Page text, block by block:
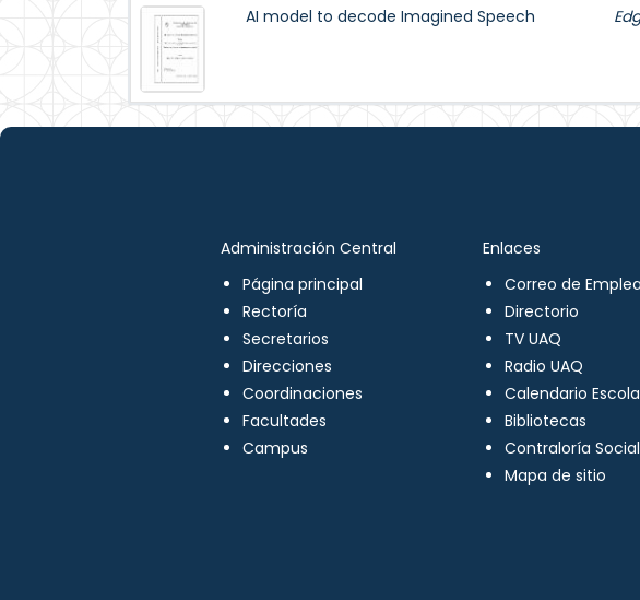
AI model to decode Imagined Speech
Administración Central
Página principal
Rectoría
Secretarios
Direcciones
Coordinaciones
Facultades
Campus
Enlaces
Correo de
Directorio
TV UAQ
Radio UAQ
Calendario
Bibliotecas
Contraloría Social
Mapa de sitio